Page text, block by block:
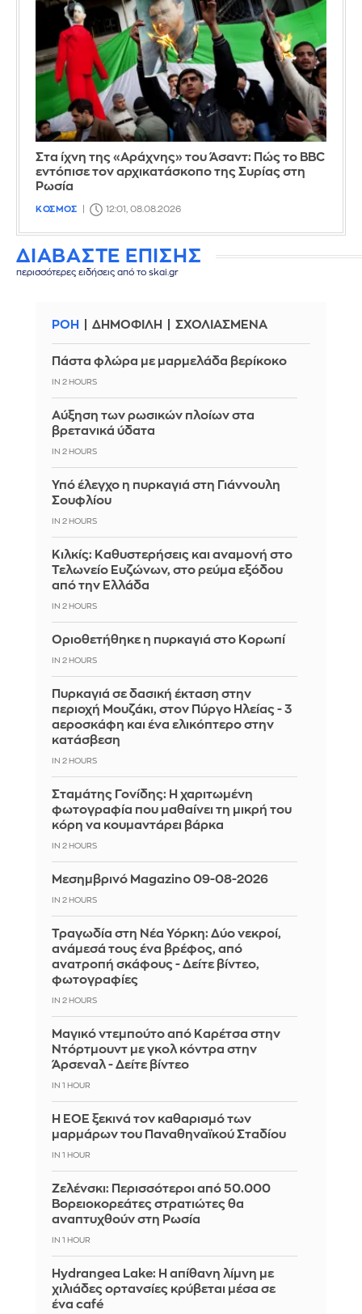
Στα ίχνη της «Αράχνης» του Άσαντ: Πώς το BBC
εντόπισε τον αρχικατάσκοπο της Συρίας στη
Ρωσία
ΚΟΣΜΟΣ 12:01, 08.08.2026
ΔΙΑΒΑΣΤΕ ΕΠΙΣΗΣ
περισσότερες ειδήσεις από το skai.gr
ΡΟΗ ΔΗΜΟΦΙΛΗ ΣΧΟΛΙΑΣΜΕΝΑ
Πάστα φλώρα με μαρμελάδα βερίκοκο
IN 2 HOURS
Αύξηση των ρωσικών πλοίων στα
βρετανικά ύδατα
IN 2 HOURS
Υπό έλεγχο η πυρκαγιά στη Γιάννουλη
Σουφλίου
IN 2 HOURS
Κιλκίς: Καθυστερήσεις και αναμονή στο
Τελωνείο Ευζώνων, στο ρεύμα εξόδου
από την Ελλάδα
IN 2 HOURS
Οριοθετήθηκε η πυρκαγιά στο Κορωπί
IN 2 HOURS
Πυρκαγιά σε δασική έκταση στην
περιοχή Μουζάκι, στον Πύργο Ηλείας - 3
αεροσκάφη και ένα ελικόπτερο στην
κατάσβεση
IN 2 HOURS
Σταμάτης Γονίδης: Η χαριτωμένη
φωτογραφία που μαθαίνει τη μικρή του
κόρη να κουμαντάρει βάρκα
IN 2 HOURS
Μεσημβρινό Magazino 09-08-2026
IN 2 HOURS
Τραγωδία στη Νέα Υόρκη: Δύο νεκροί,
ανάμεσά τους ένα βρέφος, από
ανατροπή σκάφους - Δείτε βίντεο,
φωτογραφίες
IN 2 HOURS
Μαγικό ντεμπούτο από Καρέτσα στην
Ντόρτμουντ με γκολ κόντρα στην
Άρσεναλ - Δείτε βίντεο
IN 1 HOUR
Η ΕΟΕ ξεκινά τον καθαρισμό των
μαρμάρων του Παναθηναϊκού Σταδίου
IN 1 HOUR
Ζελένσκι: Περισσότεροι από 50.000
Βορειοκορεάτες στρατιώτες θα
αναπτυχθούν στη Ρωσία
IN 1 HOUR
Hydrangea Lake: Η απίθανη λίμνη με
χιλιάδες ορτανσίες κρύβεται μέσα σε
ένα café